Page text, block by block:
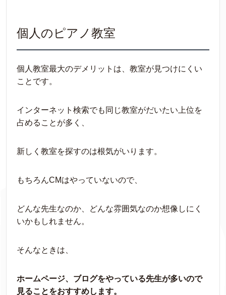
個人のピアノ教室
個人教室最大のデメリットは、教室が見つけにくい
ことです。
インターネット検索でも同じ教室がだいたい上位を
占めることが多く、
新しく教室を探すのは根気がいります。
もちろんCMはやっていないので、
どんな先生なのか、どんな雰囲気なのか想像しにく
いかもしれません。
そんなときは、
ホームページ、ブログをやっている先生が多いので
見ることをおすすめします。